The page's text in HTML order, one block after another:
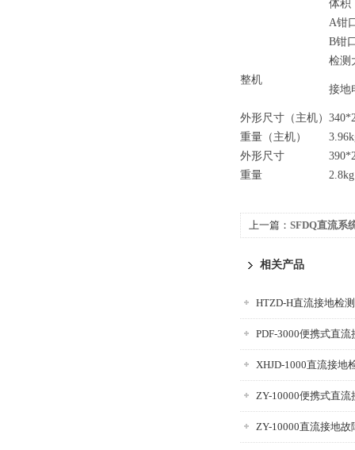
体积
A钳
B钳
整机
检测
接地
外形尺寸（主机）
重量（主机）
外形尺寸
重量
2.8kg
上一篇： SFDQ直流系
相关产品
HTZD-H直流接地检
PDF-3000便携式直
XHJD-1000直流接地
ZY-10000便携式直
ZY-10000直流接地故